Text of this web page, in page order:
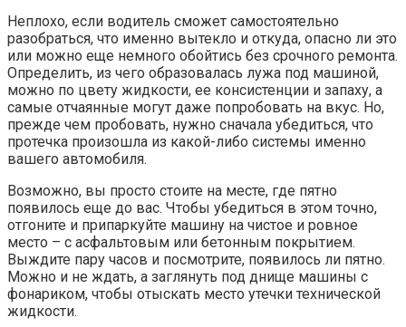
Неплохо, если водитель сможет самостоятельно
разобраться, что именно вытекло и откуда, опасно ли это
или можно еще немного обойтись без срочного ремонта.
Определить, из чего образовалась лужа под машиной,
можно по цвету жидкости, ее консистенции и запаху, а
самые отчаянные могут даже попробовать на вкус. Но,
прежде чем пробовать, нужно сначала убедиться, что
протечка произошла из какой-либо системы именно
вашего автомобиля.
Возможно, вы просто стоите на месте, где пятно
появилось еще до вас. Чтобы убедиться в этом точно,
отгоните и припаркуйте машину на чистое и ровное
место – с асфальтовым или бетонным покрытием.
Выждите пару часов и посмотрите, появилось ли пятно.
Можно и не ждать, а заглянуть под днище машины с
фонариком, чтобы отыскать место утечки технической
жидкости.